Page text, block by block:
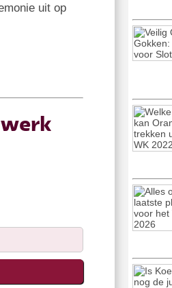
uit op